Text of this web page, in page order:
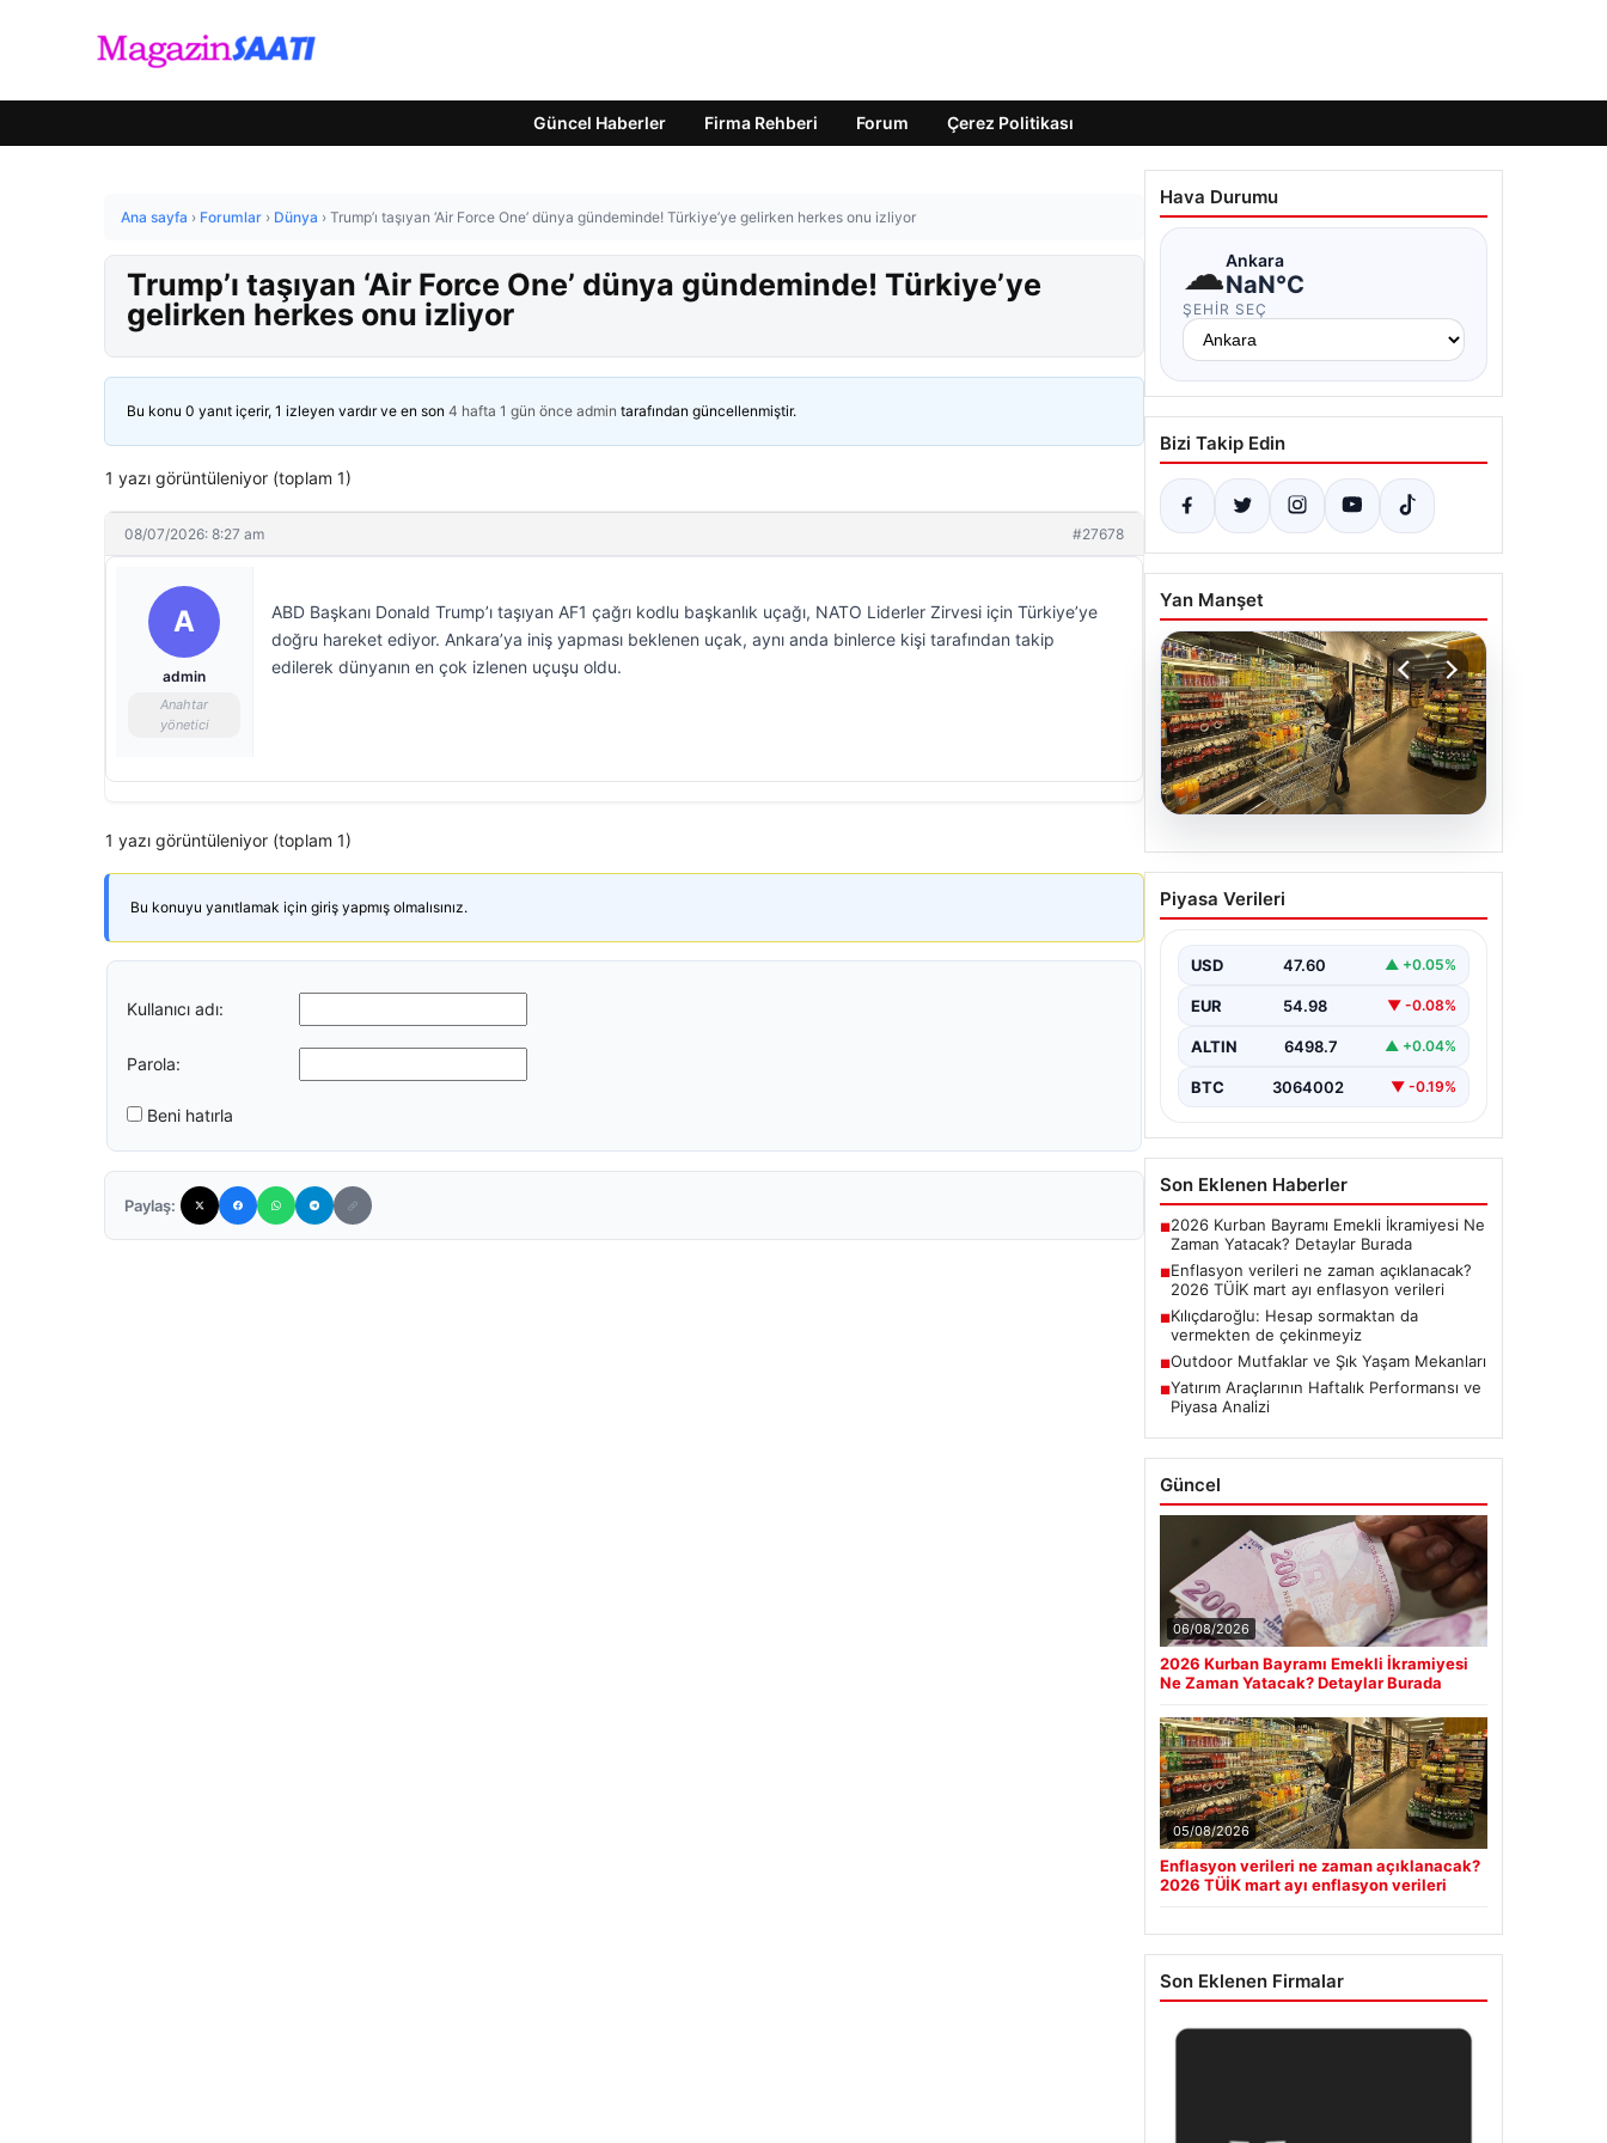
Güncel Haberler Firma Rehberi Forum Çerez Politikası
Ana sayfa › Forumlar › Dünya › Trump’ı taşıyan ‘Air Force One’ dünya gündeminde! Türkiye’ye gelirken herkes onu izliyor
Trump’ı taşıyan ‘Air Force One’ dünya gündeminde! Türkiye’ye
gelirken herkes onu izliyor
Bu konu 0 yanıt içerir, 1 izleyen vardır ve en son 4 hafta 1 gün önce admin tarafından güncellenmiştir.
1 yazı görüntüleniyor (toplam 1)
08/07/2026: 8:27 am #27678
A
admin
Anahtar
yönetici
ABD Başkanı Donald Trump’ı taşıyan AF1 çağrı kodlu başkanlık uçağı, NATO Liderler Zirvesi için Türkiye’ye
doğru hareket ediyor. Ankara’ya iniş yapması beklenen uçak, aynı anda binlerce kişi tarafından takip
edilerek dünyanın en çok izlenen uçuşu oldu.
1 yazı görüntüleniyor (toplam 1)
Bu konuyu yanıtlamak için giriş yapmış olmalısınız.
Kullanıcı adı:
Parola:
Beni hatırla
Paylaş:
Hava Durumu
☁Ankara
NaN°C
ŞEHIR SEÇ
Bizi Takip Edin
Yan Manşet
Enflasyon verileri ne
zaman açıklanacak? 2026
verileri
Piyasa Verileri
USD 47.60 ▲ +0.05%
EUR 54.98 ▼ -0.08%
ALTIN 6498.7 ▲ +0.04%
BTC 3064002 ▼ -0.19%
Son Eklenen Haberler
■2026 Kurban Bayramı Emekli İkramiyesi Ne
Zaman Yatacak? Detaylar Burada
■Enflasyon verileri ne zaman açıklanacak?
2026 TÜİK mart ayı enflasyon verileri
■Kılıçdaroğlu: Hesap sormaktan da
vermekten de çekinmeyiz
■Outdoor Mutfaklar ve Şık Yaşam Mekanları
■Yatırım Araçlarının Haftalık Performansı ve
Piyasa Analizi
Güncel
06/08/2026
2026 Kurban Bayramı Emekli İkramiyesi
Ne Zaman Yatacak? Detaylar Burada
05/08/2026
Enflasyon verileri ne zaman açıklanacak?
2026 TÜİK mart ayı enflasyon verileri
Son Eklenen Firmalar